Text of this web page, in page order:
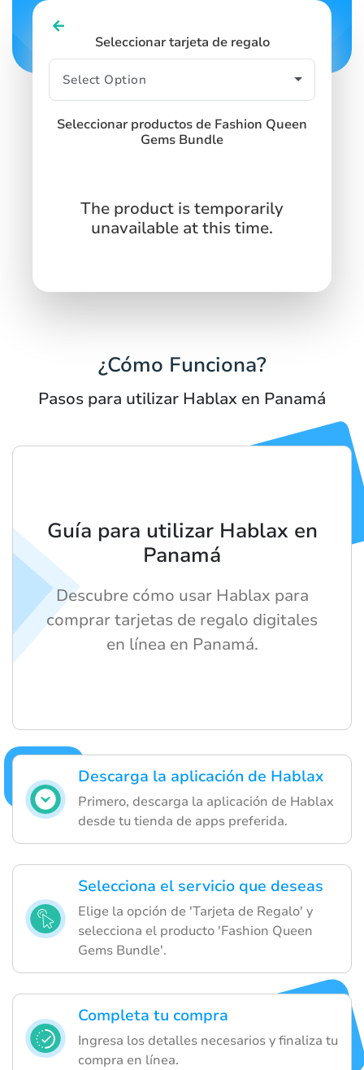
Seleccionar tarjeta de regalo
Seleccionar productos de Fashion Queen
Gems Bundle
The product is temporarily
unavailable at this time.
¿Cómo Funciona?
Pasos para utilizar Hablax en Panamá
Descarga la aplicación de Hablax
Primero, descarga la aplicación de Hablax
desde tu tienda de apps preferida.
Selecciona el servicio que deseas
Elige la opción de 'Tarjeta de Regalo' y
selecciona el producto 'Fashion Queen
Gems Bundle'.
Completa tu compra
Ingresa los detalles necesarios y finaliza tu
compra en línea.
Guía para utilizar Hablax en
Panamá
Descubre cómo usar Hablax para
comprar tarjetas de regalo digitales
en línea en Panamá.